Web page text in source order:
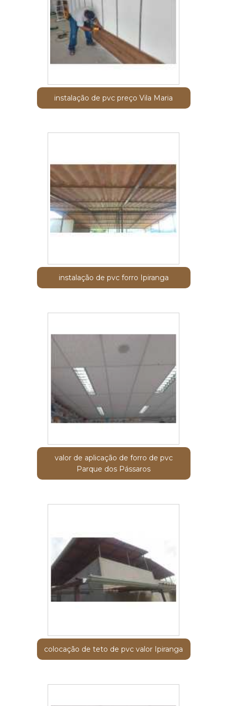
instalação de pvc preço Vila Maria
instalação de pvc forro Ipiranga
valor de aplicação de forro de pvc
Parque dos Pássaros
colocação de teto de pvc valor Ipiranga